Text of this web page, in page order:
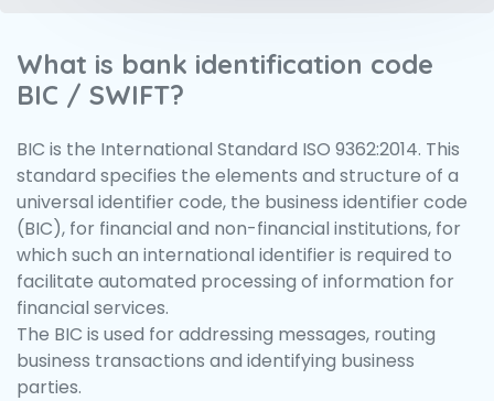
What is bank identification code
BIC / SWIFT?
BIC is the International Standard ISO 9362:2014. This
standard specifies the elements and structure of a
universal identifier code, the business identifier code
(BIC), for financial and non-financial institutions, for
which such an international identifier is required to
facilitate automated processing of information for
financial services.
The BIC is used for addressing messages, routing
business transactions and identifying business
parties.